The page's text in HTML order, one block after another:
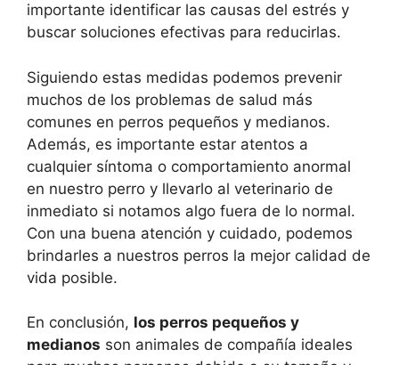
importante identificar las causas del estrés y
buscar soluciones efectivas para reducirlas.
Siguiendo estas medidas podemos prevenir
muchos de los problemas de salud más
comunes en perros pequeños y medianos.
Además, es importante estar atentos a
cualquier síntoma o comportamiento anormal
en nuestro perro y llevarlo al veterinario de
inmediato si notamos algo fuera de lo normal.
Con una buena atención y cuidado, podemos
brindarles a nuestros perros la mejor calidad de
vida posible.
En conclusión, los perros pequeños y
medianos son animales de compañía ideales